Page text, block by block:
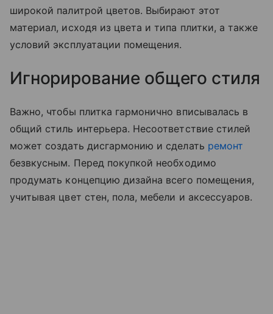
широкой палитрой цветов. Выбирают этот
материал, исходя из цвета и типа плитки, а также
условий эксплуатации помещения.
Игнорирование общего стиля
Важно, чтобы плитка гармонично вписывалась в
общий стиль интерьера. Несоответствие стилей
может создать дисгармонию и сделать ремонт
безвкусным. Перед покупкой необходимо
продумать концепцию дизайна всего помещения,
учитывая цвет стен, пола, мебели и аксессуаров.